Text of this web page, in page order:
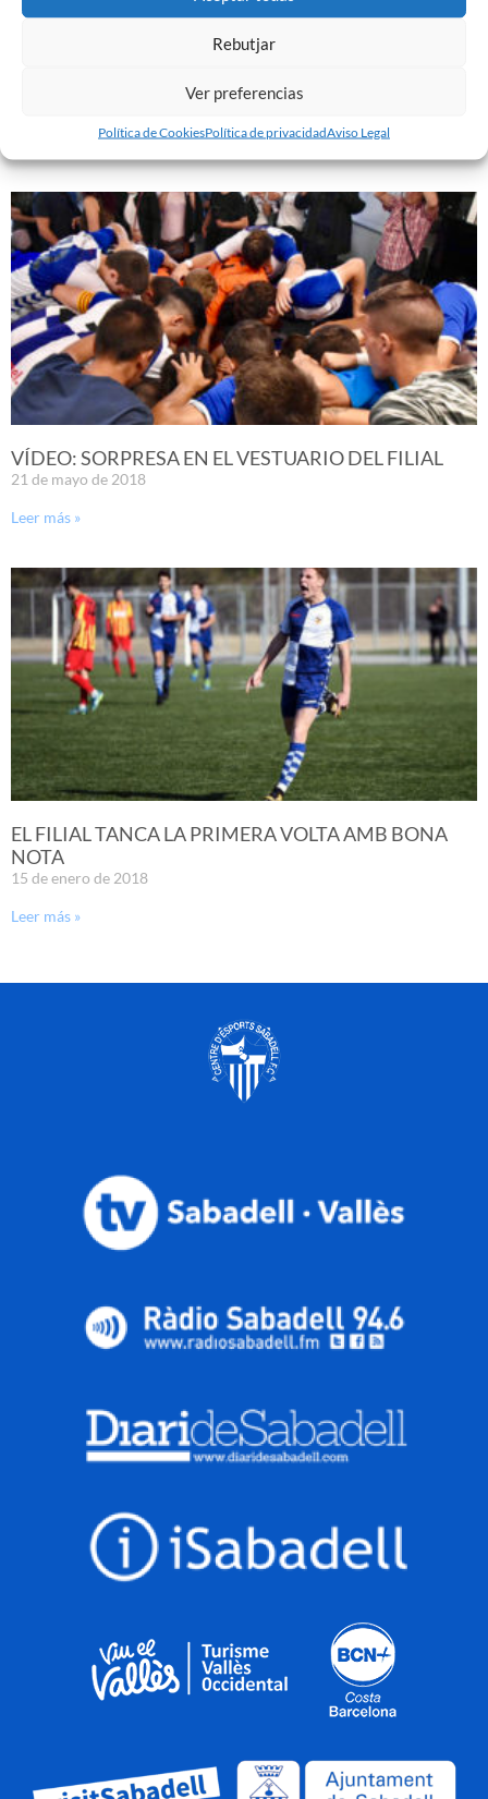
Rebutjar
Ver preferencias
Política de CookiesPolítica de privacidadAviso Legal
VÍDEO: SORPRESA EN EL VESTUARIO DEL FILIAL
21 de mayo de 2018
Leer más »
EL FILIAL TANCA LA PRIMERA VOLTA AMB BONA
NOTA
15 de enero de 2018
Leer más »